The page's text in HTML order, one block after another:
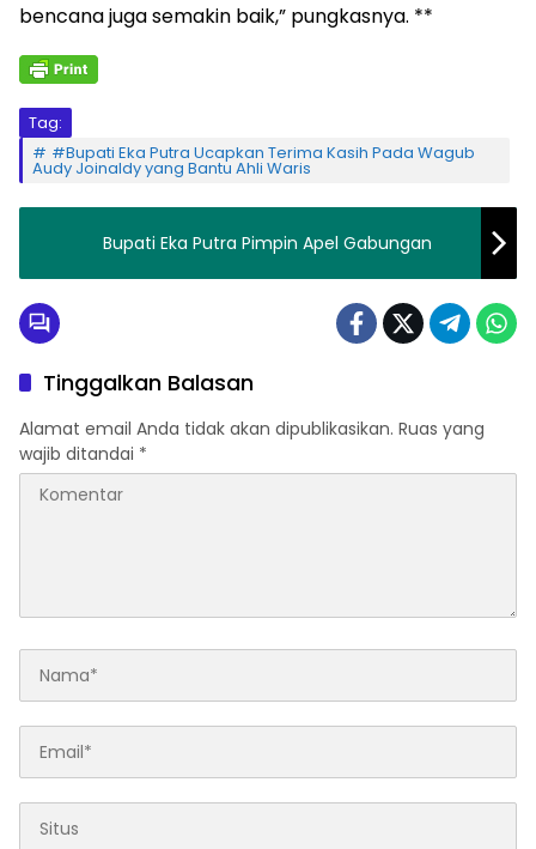
bencana juga semakin baik,” pungkasnya. **
Tag:
#Bupati Eka Putra Ucapkan Terima Kasih Pada Wagub
Audy Joinaldy yang Bantu Ahli Waris
Bupati Eka Putra Pimpin Apel Gabungan
Tinggalkan Balasan
Alamat email Anda tidak akan dipublikasikan. Ruas yang
wajib ditandai *